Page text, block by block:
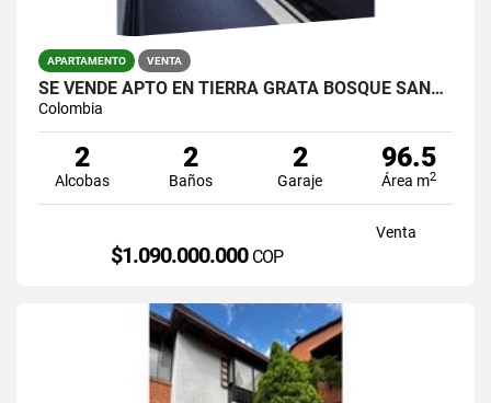
APARTAMENTO VENTA
SE VENDE APTO EN TIERRA GRATA BOSQUE SANTO VISTA A LA CIUDAD
Colombia
2
Alcobas
2
Baños
2
Garaje
96.5
Área m2
Venta
$1.090.000.000 COP